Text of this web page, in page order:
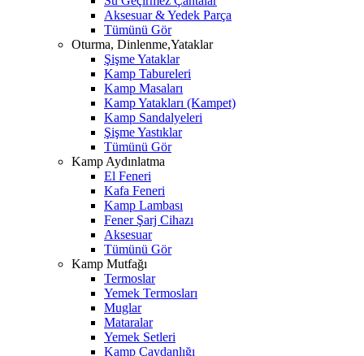
Aksesuar & Yedek Parça
Tümünü Gör
Oturma, Dinlenme,Yataklar
Şişme Yataklar
Kamp Tabureleri
Kamp Masaları
Kamp Yatakları (Kampet)
Kamp Sandalyeleri
Şişme Yastıklar
Tümünü Gör
Kamp Aydınlatma
El Feneri
Kafa Feneri
Kamp Lambası
Fener Şarj Cihazı
Aksesuar
Tümünü Gör
Kamp Mutfağı
Termoslar
Yemek Termosları
Muglar
Mataralar
Yemek Setleri
Kamp Çaydanlığı